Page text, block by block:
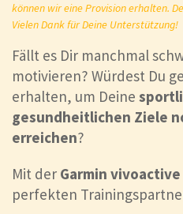
können wir eine Provision erhalten.
Vielen Dank für Deine Unterstützung!
Fällt es Dir manchmal
motivieren? Würdest Du
erhalten, um Deine
gesundheitlichen Ziele
erreichen?
Mit der Garmin vivoactive
perfekten